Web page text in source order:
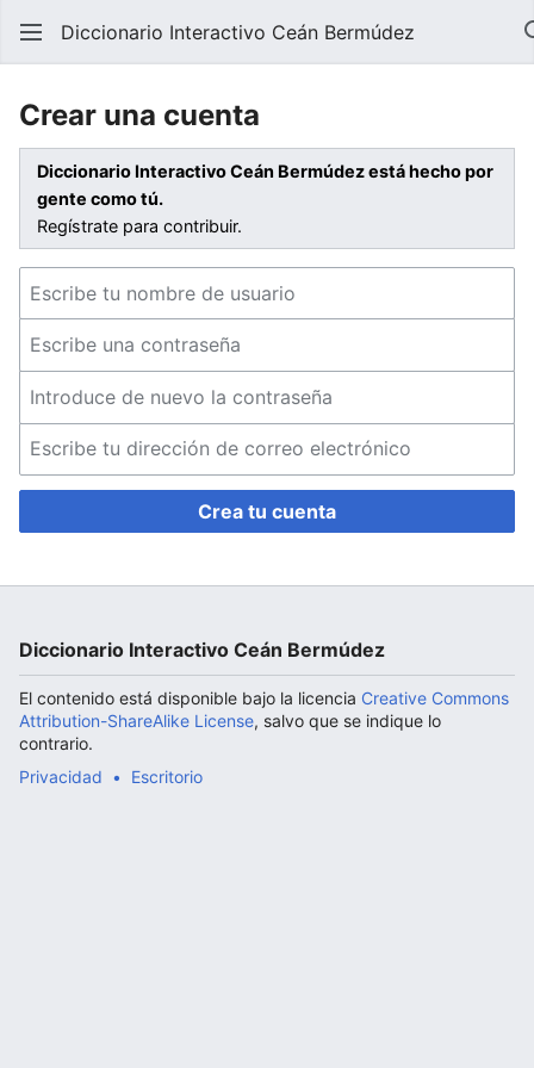
Abrir menú principal
Diccionario Interactivo Ceán Bermúdez
Crear una cuenta
Diccionario Interactivo Ceán Bermúdez está hecho por
gente como tú.
Regístrate para contribuir.
Crea tu cuenta
Diccionario Interactivo Ceán Bermúdez
El contenido está disponible bajo la licencia Creative Commons
Attribution-ShareAlike License, salvo que se indique lo
contrario.
Privacidad
Escritorio